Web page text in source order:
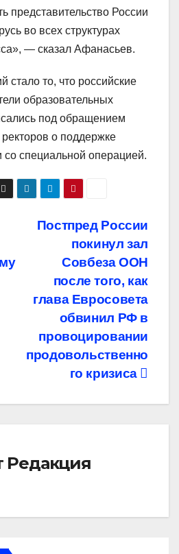
представительство России
во всех структурах
— сказал Афанасьев.
стало то, что российские
образовательных
под обращением
о поддержке
со специальной операцией.
Постпред России
покинул зал
Совбеза ООН
после того, как
глава Евросовета
обвинил РФ в
провоцировании
продовольственно
го кризиса
Редакция